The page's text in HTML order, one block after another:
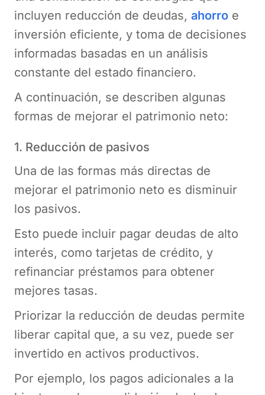
incluyen reducción de deudas, ahorro e
inversión eficiente, y toma de decisiones
informadas basadas en un análisis
constante del estado financiero.
A continuación, se describen algunas
formas de mejorar el patrimonio neto:
1. Reducción de pasivos
Una de las formas más directas de
mejorar el patrimonio neto es disminuir
los pasivos.
Esto puede incluir pagar deudas de alto
interés, como tarjetas de crédito, y
refinanciar préstamos para obtener
mejores tasas.
Priorizar la reducción de deudas permite
liberar capital que, a su vez, puede ser
invertido en activos productivos.
Por ejemplo, los pagos adicionales a la